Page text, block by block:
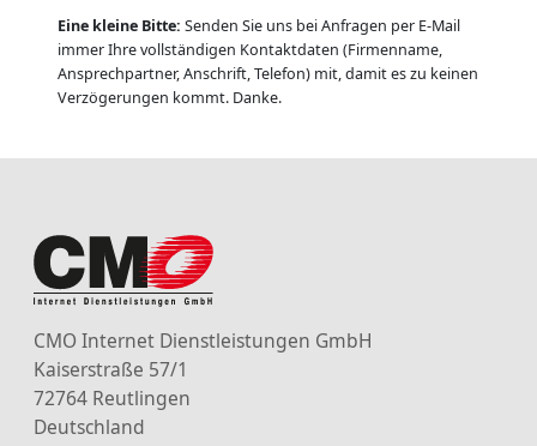
Eine kleine Bitte: Senden Sie uns bei Anfragen per E-Mail
immer Ihre vollständigen Kontaktdaten (Firmenname,
Ansprechpartner, Anschrift, Telefon) mit, damit es zu keinen
Verzögerungen kommt. Danke.
CMO Internet Dienstleistungen GmbH
Kaiserstraße 57/1
72764 Reutlingen
Deutschland